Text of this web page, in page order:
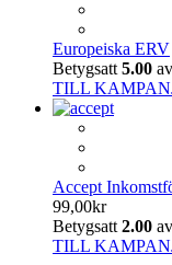
Europeiska ERV
Betygsatt 5.00
TILL
Accept
99,00kr
Betygsatt 2.00
TILL